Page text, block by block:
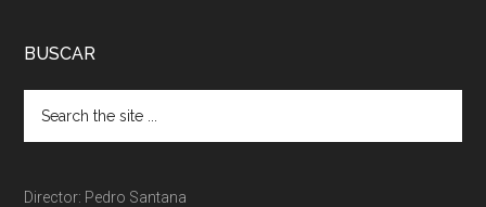
BUSCAR
Director: Pedro Santana